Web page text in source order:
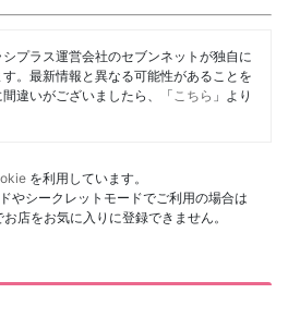
プラス運営会社のセブンネットが独自に
。最新情報と異なる可能性があることを
違いがございましたら、「 こちら 」より
を利用しています。
やシークレットモードでご利用の場合は
店をお気に入りに登録できません。